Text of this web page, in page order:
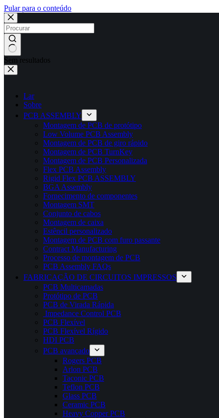
Pular para o conteúdo
Sem resultados
Lar
Sobre
PCB ASSEMBLY
Montagem de PCB de protótipo
Low Volume PCB Assembly
Montagem de PCB de giro rápido
Montagem de PCB TurnKey
Montagem de PCB Personalizada
Flex PCB Assembly
Rigid Flex PCB ASSEMBLY
BGA Assembly
Fornecimento de componentes
Montagem SMT
Conjunto de cabos
Montagem de caixa
Estêncil personalizado
Montagem de PCB com furo passante
Contract Manufacturing
Processo de montagem de PCB
PCB Assembly FAQs
FABRICAÇÃO DE CIRCUITOS IMPRESSOS
PCB Multicamadas
Protótipo de PCB
PCB de Virada Rápida
Impedance Control PCB
PCB Flexível
PCB Flexível Rígido
HDI PCB
PCB avançado
Rogers PCB
Arlon PCB
Taconic PCB
Teflon PCB
Glass PCB
Ceramic PCB
Heavy Copper PCB